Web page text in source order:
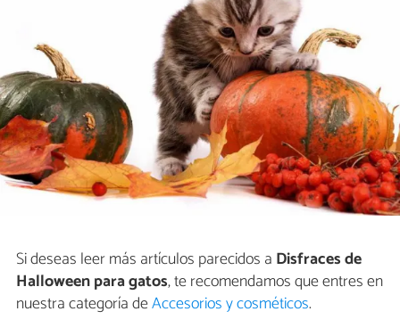
Si deseas leer más artículos parecidos a Disfraces de
Halloween para gatos, te recomendamos que entres en
nuestra categoría deAccesorios y cosméticos.